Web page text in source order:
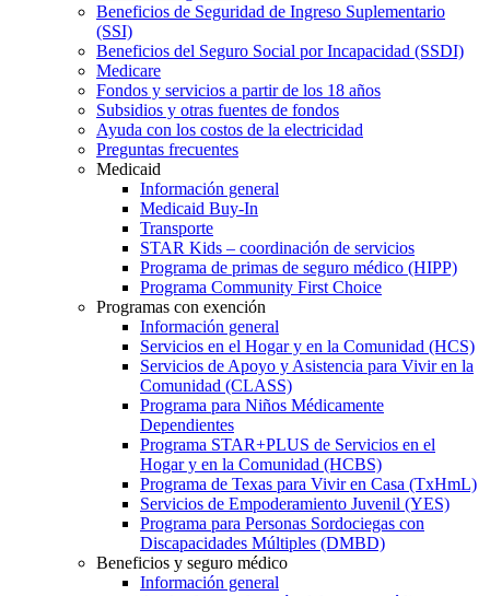
Beneficios de Seguridad de Ingreso Suplementario
(SSI)
Beneficios del Seguro Social por Incapacidad (SSDI)
Medicare
Fondos y servicios a partir de los 18 años
Subsidios y otras fuentes de fondos
Ayuda con los costos de la electricidad
Preguntas frecuentes
Medicaid
Información general
Medicaid Buy-In
Transporte
STAR Kids – coordinación de servicios
Programa de primas de seguro médico (HIPP)
Programa Community First Choice
Programas con exención
Información general
Servicios en el Hogar y en la Comunidad (HCS)
Servicios de Apoyo y Asistencia para Vivir en la
Comunidad (CLASS)
Programa para Niños Médicamente
Dependientes
Programa STAR+PLUS de Servicios en el
Hogar y en la Comunidad (HCBS)
Programa de Texas para Vivir en Casa (TxHmL)
Servicios de Empoderamiento Juvenil (YES)
Programa para Personas Sordociegas con
Discapacidades Múltiples (DMBD)
Beneficios y seguro médico
Información general